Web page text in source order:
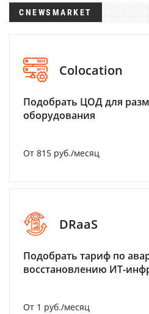
CNEWSMARKET
Colocation
Подобрать ЦОД для
оборудования
От 815 руб./месяц
DRaaS
Подобрать тариф по
восстановлению ИТ-
От 1 руб./месяц